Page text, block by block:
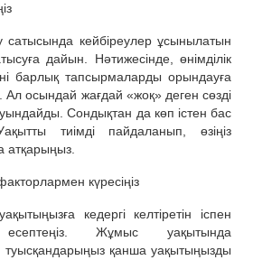
кейбіреулер ұсынылатын
дайын. Нәтижесінде, өнімділік
барлық тапсырмаларды орындауға
осындай жағдай «жоқ» деген сөзді
Сондықтан да көп істен бас
тиімді пайдаланып, өзіңіз
атқарыңыз.
күресіңіз
кедергі келтіретін іспен
есептеңіз. Жұмыс уақытында
туысқандарыңыз қанша уақытыңызды